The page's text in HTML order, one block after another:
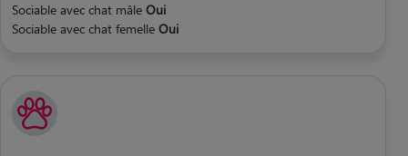
Sociable avec chat mâle Oui
Sociable avec chat femelle Oui